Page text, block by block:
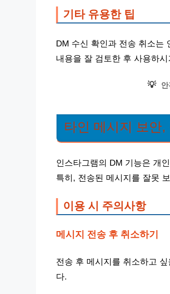
기타 유용한 팁
DM 수신 확인과 전송 취소는
내용을 잘 검토한 후 사용하
💡
타인 메시지 보안,
인스타그램의 DM 기능은 개
특히, 전송된 메시지를 잘못
이용 시 주의사항
메시지 전송 후 취소하기
전송 후 메시지를 취소하고
다.